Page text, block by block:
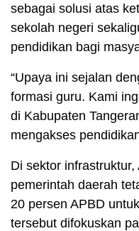
sebagai solusi atas
sekolah negeri
pendidikan bagi
“Upaya ini sejalan
formasi guru. Kami
di Kabupaten
mengakses
Di sektor
pemerintah daerah
20 persen APBD
tersebut difokuskan